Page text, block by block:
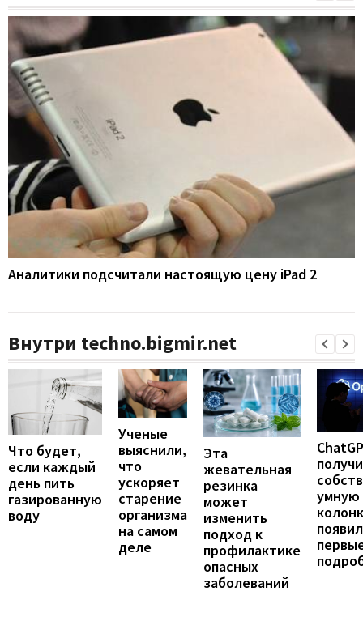
Аналитики подсчитали настоящую цену iPad 2
Внутри techno.bigmir.net
Что будет,
если каждый
день пить
газированную
воду
Ученые
выяснили,
что
ускоряет
старение
организма
на самом
деле
Эта
жевательная
резинка
может
изменить
подход к
профилактике
опасных
заболеваний
умную